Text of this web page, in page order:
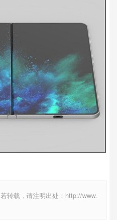
转载，请注明出处：http://www.